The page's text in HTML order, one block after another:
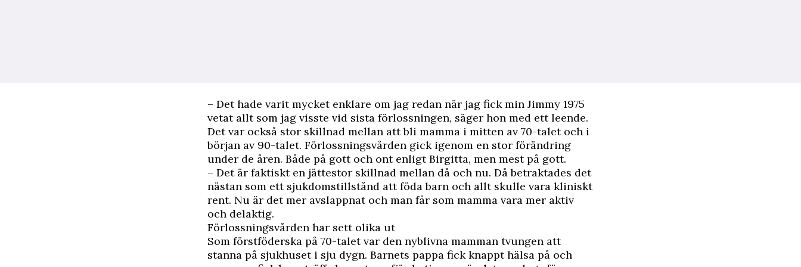
– Det hade varit mycket enklare om jag redan när jag fick min Jimmy 1975
vetat allt som jag visste vid sista förlossningen, säger hon med ett leende.
Det var också stor skillnad mellan att bli mamma i mitten av 70-talet och i
början av 90-talet. Förlossningsvården gick igenom en stor förändring
under de åren. Både på gott och ont enligt Birgitta, men mest på gott.
– Det är faktiskt en jättestor skillnad mellan då och nu. Då betraktades det
nästan som ett sjukdomstillstånd att föda barn och allt skulle vara kliniskt
rent. Nu är det mer avslappnat och man får som mamma vara mer aktiv
och delaktig.
Förlossningsvården har sett olika ut
Som förstföderska på 70-talet var den nyblivna mamman tvungen att
stanna på sjukhuset i sju dygn. Barnets pappa fick knappt hälsa på och